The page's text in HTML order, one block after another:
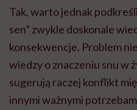
Tak, warto jednak
sen” zwykle doskonale
konsekwencje. Problem
wiedzy o znaczeniu snu w
sugerują raczej konflikt
innymi ważnymi